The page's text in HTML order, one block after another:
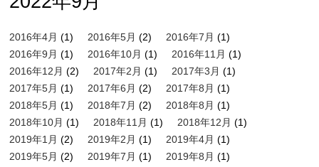
2016年4月 (1) 2016年5月 (2) 2016年7月 (1)
2016年9月 (1) 2016年10月 (1) 2016年11月 (1)
2016年12月 (2) 2017年2月 (1) 2017年3月 (1)
2017年5月 (1) 2017年6月 (2) 2017年8月 (1)
2018年5月 (1) 2018年7月 (2) 2018年8月 (1)
2018年10月 (1) 2018年11月 (1) 2018年12月 (1)
2019年1月 (2) 2019年2月 (1) 2019年4月 (1)
2019年5月 (2) 2019年7月 (1) 2019年8月 (1)